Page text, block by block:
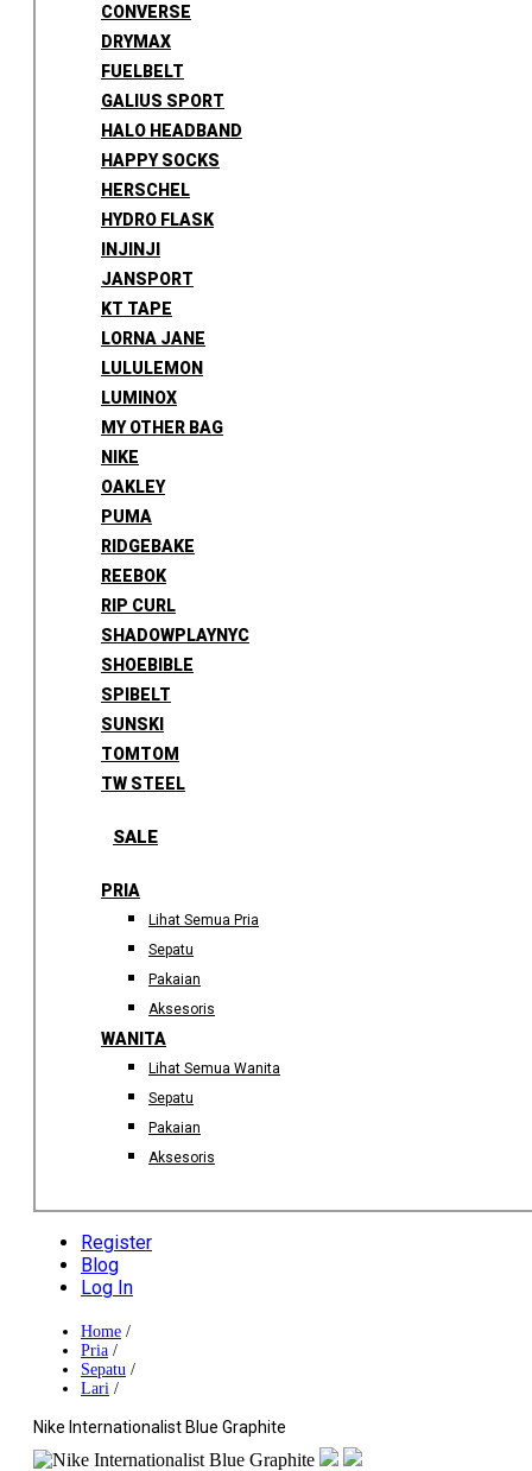
CONVERSE
DRYMAX
FUELBELT
GALIUS SPORT
HALO HEADBAND
HAPPY SOCKS
HERSCHEL
HYDRO FLASK
INJINJI
JANSPORT
KT TAPE
LORNA JANE
LULULEMON
LUMINOX
MY OTHER BAG
NIKE
OAKLEY
PUMA
RIDGEBAKE
REEBOK
RIP CURL
SHADOWPLAYNYC
SHOEBIBLE
SPIBELT
SUNSKI
TOMTOM
TW STEEL
SALE
PRIA
Lihat Semua Pria
Sepatu
Pakaian
Aksesoris
WANITA
Lihat Semua Wanita
Sepatu
Pakaian
Aksesoris
Register
Blog
Log In
Home /
Pria /
Sepatu /
Lari /
Nike Internationalist Blue Graphite